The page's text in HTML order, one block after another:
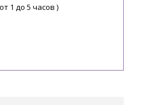
1 до 5 часов )